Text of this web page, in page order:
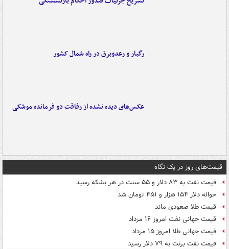
رگبار و رعدوبرق در راه شمال کشور
عکس‌های دیده نشده از رفاقت دو فرمانده‌ موشکی
قیمت‌های روز در یک نگاه
قیمت نفت به ۸۳ دلار و ۵۵ سنت در هر بشکه رسید
حواله دلار ۱۵۴ هزار و ۴۵۱ تومان شد
قیمت طلا صعودی ماند
قیمت جهانی نفت امروز ۱۶ مرداد
قیمت جهانی طلا امروز ۱۵ مرداد
قیمت نفت برنت به ۷۹ دلار رسید